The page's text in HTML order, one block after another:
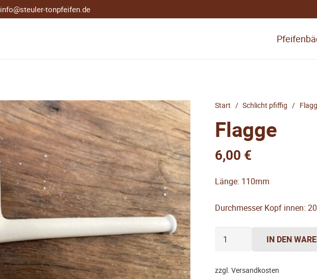
info@steuler-tonpfeifen.de
Start / Schlicht pfiffig /
Flagge
6,00 €
Länge: 110mm
Durchmesser Kopf innen:
Flagge
IN DEN
zzgl. Versandkosten